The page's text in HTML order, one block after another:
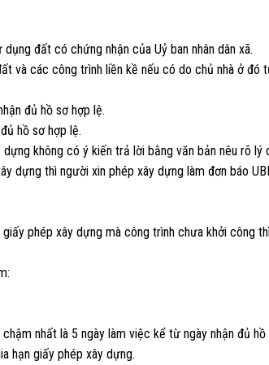
đất có chứng nhận của Uỷ ban nhân dân xã.
và các công trình liền kề nếu có do chủ nhà ở đó
đủ hồ sơ hợp lệ.
hồ sơ hợp lệ.
không có ý kiến trả lời bằng văn bản nêu rõ
dựng thì người xin phép xây dựng làm đơn báo
phép xây dựng mà công trình chưa khởi công
nhất là 5 ngày làm việc kể từ ngày nhận đủ hồ
hạn giấy phép xây dựng.